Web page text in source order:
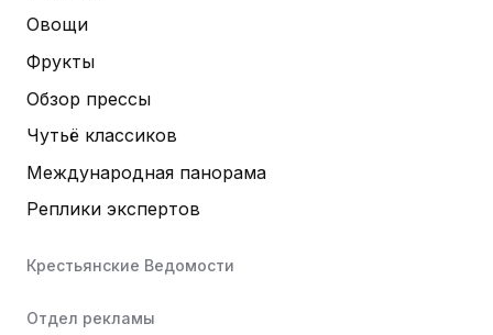
Овощи
Фрукты
Обзор прессы
Чутьё классиков
Международная панорама
Реплики экспертов
Крестьянские Ведомости
Отдел рекламы